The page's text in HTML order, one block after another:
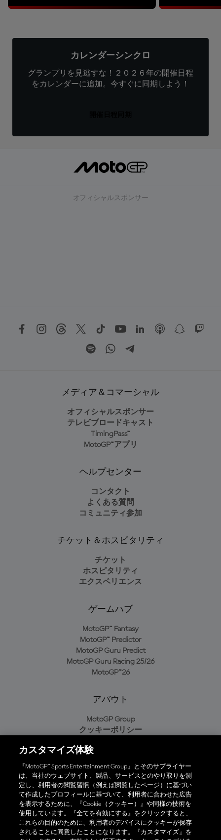
カレンダーシンクロ
グランプリを見逃すな！２０２６年の開催日程
をカレンダーに追加。今すぐに同期しよう！
オフィシャルスポンサー
メディア＆コマーシャル
オフィシャルスポンサー
テレビブロードキャスト
TimingPass™
MotoGP™アプリ
ヘルプセンター
コンタクト
よくある質問
コミュニティ参加
チケット＆ホスピタリティ
チケット
ホスピタリティ
エクスペリエンス
ゲームハブ
MotoGP™ Fantasy
MotoGP™ Predictor
MotoGP Guru Predict
MotoGP Guru Racing 25/26
MotoGP™26
アバウト
MotoGP Group
クッキーポリシー
プライバシーポリシー
購入ポリシー
オフィシャルアプリ
カスタマイズ体験
『MotoGP™ Sports Entertainment Group』とそのサプライヤー
は、当社のウェブサイト、製品、サービスとのやり取りを測
定し、利用者の閲覧習慣（例えば閲覧したページ）に基づい
て作成したプロフィールに基づいて、利用者に合わせた広告
を表示するために、『Cookie（クッキー）』や同様の技術を
使用しています。『全てを有効にする』をクリックすると、
これらの目的のために、利用者のデバイスにクッキーが保存
されることに同意したことになります。『カスタマイズ』を